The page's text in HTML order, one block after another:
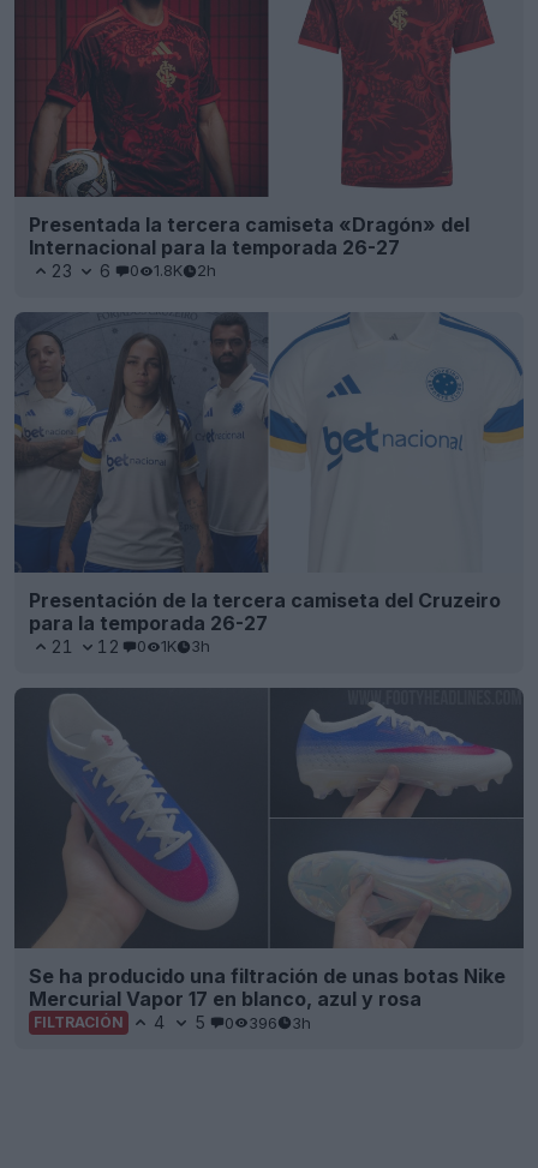
Presentada la tercera camiseta «Dragón» del
Internacional para la temporada 26-27
23 6 0 1.8K 2h
Presentación de la tercera camiseta del Cruzeiro
para la temporada 26-27
21 12 0 1K 3h
Se ha producido una filtración de unas botas Nike
Mercurial Vapor 17 en blanco, azul y rosa
FILTRACIÓN 4 5 0 396 3h